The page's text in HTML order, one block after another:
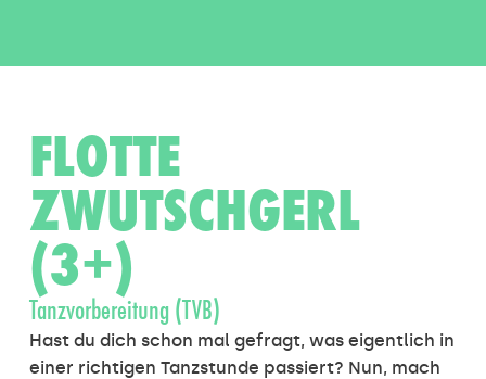
FLOTTE
ZWUTSCHGERL
(3+)
Tanzvorbereitung (TVB)
Hast du dich schon mal gefragt, was eigentlich in
einer richtigen Tanzstunde passiert? Nun, mach